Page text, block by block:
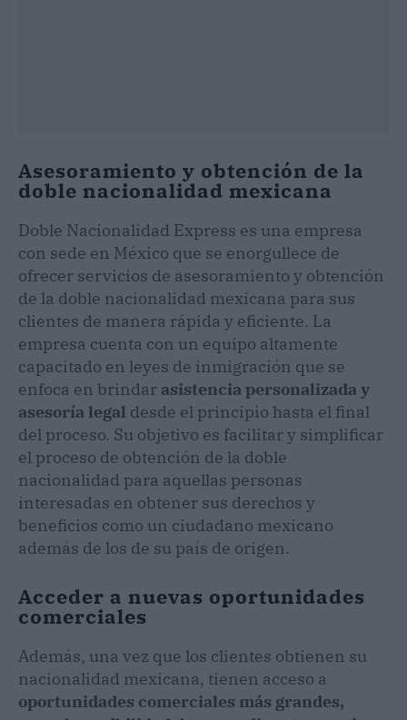
Asesoramiento y obtención de la
doble nacionalidad mexicana
Doble Nacionalidad Express es una empresa
con sede en México que se enorgullece de
ofrecer servicios de asesoramiento y obtención
de la doble nacionalidad mexicana para sus
clientes de manera rápida y eficiente. La
empresa cuenta con un equipo altamente
capacitado en leyes de inmigración que se
enfoca en brindar asistencia personalizada y
asesoría legal desde el principio hasta el final
del proceso. Su objetivo es facilitar y simplificar
el proceso de obtención de la doble
nacionalidad para aquellas personas
interesadas en obtener sus derechos y
beneficios como un ciudadano mexicano
además de los de su país de origen.
Acceder a nuevas oportunidades
comerciales
Además, una vez que los clientes obtienen su
nacionalidad mexicana, tienen acceso a
oportunidades comerciales más grandes,